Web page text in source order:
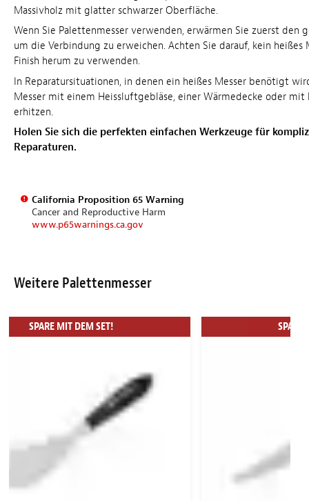
Massivholz mit glatter schwarzer Oberfläche.
Wenn Sie Palettenmesser verwenden, erwärmen Sie zuerst den
um die Verbindung zu erweichen. Achten Sie darauf, kein heißes
Finish herum zu verwenden.
In Reparatursituationen, in denen ein heißes Messer benötigt
Messer mit einem Heissluftgebläse, einer Wärmedecke oder mit
erhitzen.
Holen Sie sich die perfekten einfachen Werkzeuge für
Reparaturen.
California Proposition 65 Warning
Cancer and Reproductive Harm
www.p65warnings.ca.gov
Weitere Palettenmesser
SPARE MIT DEM SET! SPARE